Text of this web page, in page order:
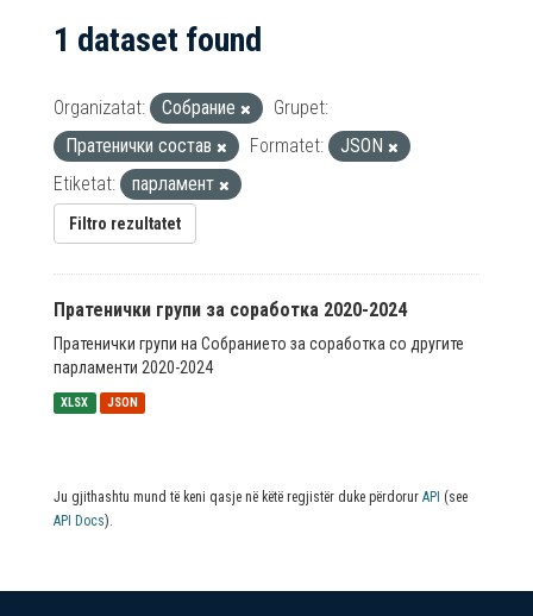
1 dataset found
Organizatat: Собрание
Grupet:
Пратенички состав
Formatet:
JSON
Etiketat:
парламент
Filtro rezultatet
Пратенички групи за соработка 2020-2024
Пратенички групи на Собранието за соработка со другите
парламенти 2020-2024
XLSX JSON
Ju gjithashtu mund të keni qasje në këtë regjistër duke përdorur API (see
API Docs).